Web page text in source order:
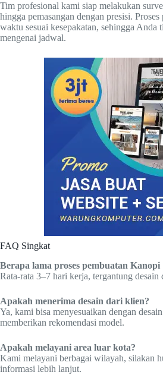
Tim profesional kami siap melakukan
hingga pemasangan dengan presisi.
waktu sesuai kesepakatan, sehingga Anda
mengenai jadwal.
FAQ Singkat
Berapa lama proses pembuatan Kanopi
Rata-rata 3–7 hari kerja, tergantung desain
Apakah menerima desain dari klien?
Ya, kami bisa menyesuaikan dengan
memberikan rekomendasi model.
Apakah melayani area luar kota?
Kami melayani berbagai wilayah, silakan
informasi lebih lanjut.